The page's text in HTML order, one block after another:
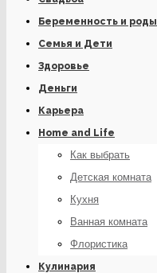
Беременность и роды
Семья и Дети
Здоровье
Деньги
Карьера
Home and Life
Как выбрать
Детская комната
Кухня
Ванная комната
Флористика
Кулинария